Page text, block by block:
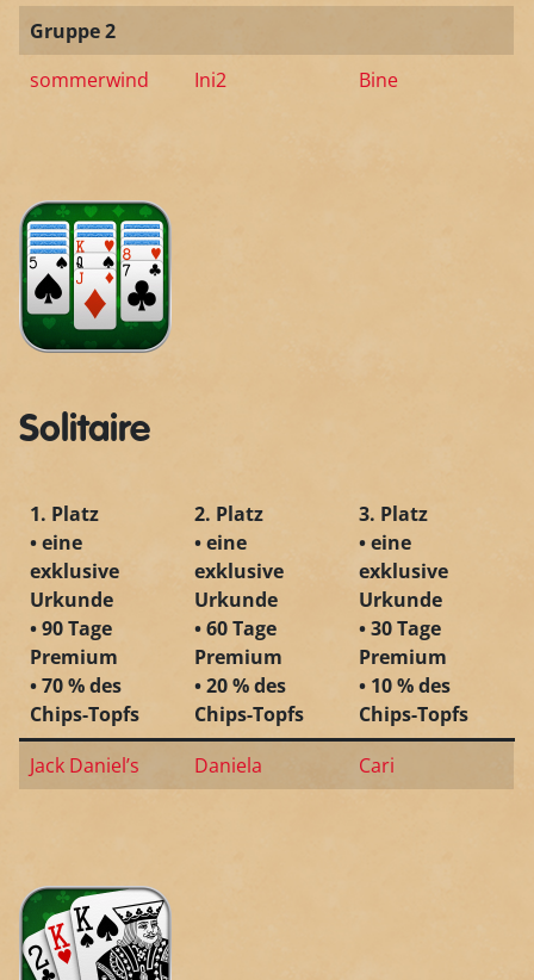
Gruppe 2
sommerwind
Ini2 Bine
Solitaire
1. Platz
• eine
exklusive
Urkunde
• 90 Tage
Premium
• 70 % des
Chips-Topfs
2. Platz
• eine
exklusive
Urkunde
• 60 Tage
Premium
• 20 % des
Chips-Topfs
3. Platz
• eine
exklusive
Urkunde
• 30 Tage
Premium
• 10 % des
Chips-Topfs
Jack Daniel’s
Daniela Cari